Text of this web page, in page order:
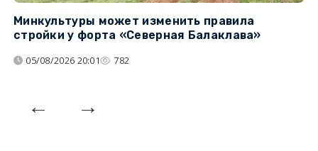
Минкультуры может изменить правила
стройки у форта «Северная Балаклава»
05/08/2026 20:01 782